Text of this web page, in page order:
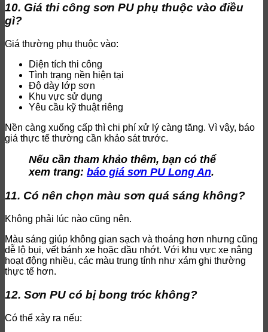
10. Giá thi công sơn PU phụ thuộc vào điều
gì?
Giá thường phụ thuộc vào:
Diện tích thi công
Tình trạng nền hiện tại
Độ dày lớp sơn
Khu vực sử dụng
Yêu cầu kỹ thuật riêng
Nền càng xuống cấp thì chi phí xử lý càng tăng. Vì vậy, báo
giá thực tế thường cần khảo sát trước.
Nếu cần tham khảo thêm, bạn có thể
xem trang: báo giá sơn PU Long An.
11. Có nên chọn màu sơn quá sáng không?
Không phải lúc nào cũng nên.
Màu sáng giúp không gian sạch và thoáng hơn nhưng cũng
dễ lộ bụi, vết bánh xe hoặc dầu nhớt. Với khu vực xe nâng
hoạt động nhiều, các màu trung tính như xám ghi thường
thực tế hơn.
12. Sơn PU có bị bong tróc không?
Có thể xảy ra nếu: